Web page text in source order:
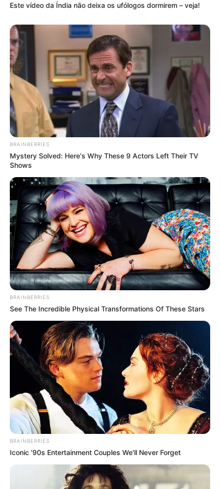
Este vídeo da Índia não deixa os ufólogos dormirem – veja!
BRAINBERRIES
Mystery Solved: Here's Why These 9 Actors Left Their TV
Shows
BRAINBERRIES
See The Incredible Physical Transformations Of These Stars
BRAINBERRIES
Iconic '90s Entertainment Couples We'll Never Forget